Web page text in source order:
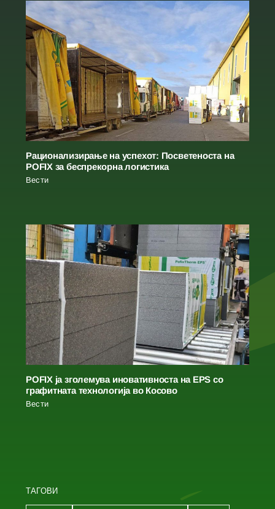
Рационализирање на успехот: Посветеноста на
POFIX за беспрекорна логистика
Вести
POFIX ја зголемува иновативноста на EPS со
графитната технологија во Косово
Вести
ТАГОВИ